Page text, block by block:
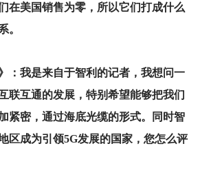
在美国销售为零，所以它们打成什么
。
：我是来自于智利的记者，我想问一
联互通的发展，特别希望能够把我们
紧密，通过海底光缆的形式。同时智
区成为引领5G发展的国家，您怎么评